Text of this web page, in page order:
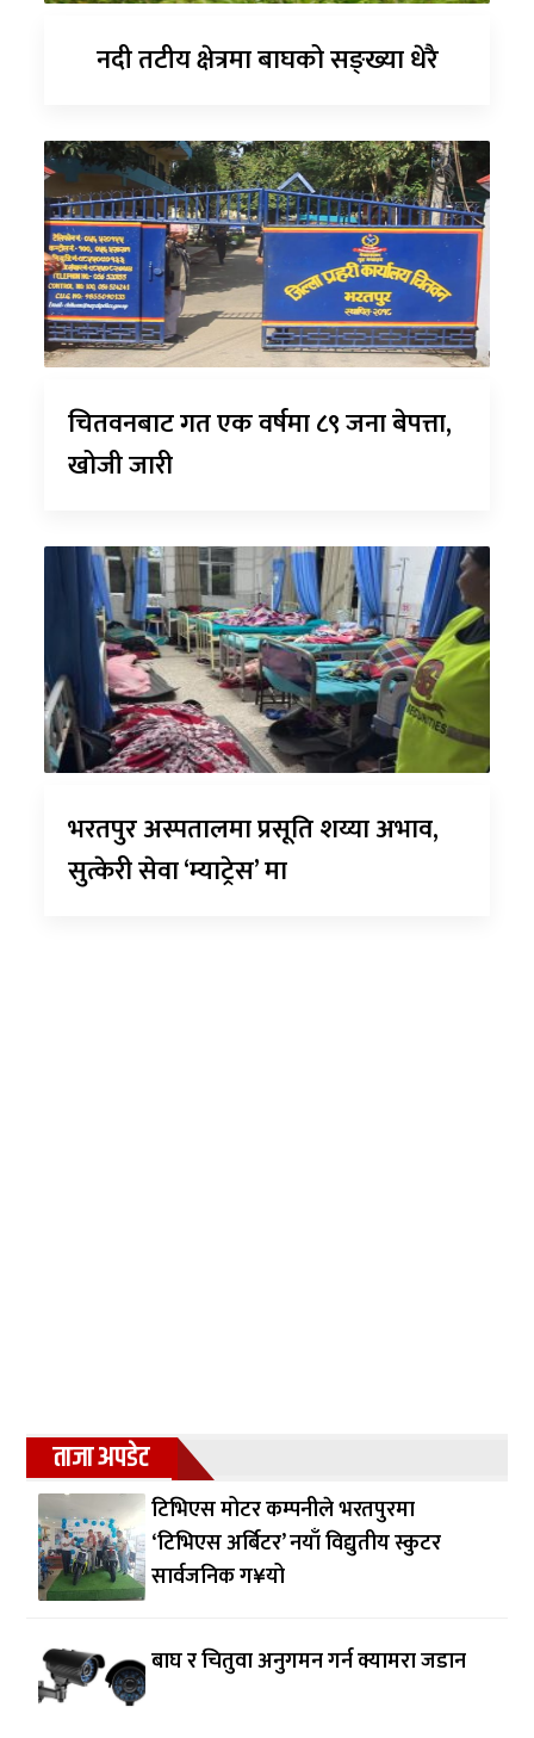
नदी तटीय क्षेत्रमा बाघको सङ्ख्या धेरै
चितवनबाट गत एक वर्षमा ८९ जना बेपत्ता,
खोजी जारी
भरतपुर अस्पतालमा प्रसूति शय्या अभाव,
सुत्केरी सेवा ‘म्याट्रेस’ मा
ताजा अपडेट
टिभिएस मोटर कम्पनीले भरतपुरमा
‘टिभिएस अर्बिटर’ नयाँ विद्युतीय स्कुटर
सार्वजनिक ग¥यो
बाघ र चितुवा अनुगमन गर्न क्यामरा जडान